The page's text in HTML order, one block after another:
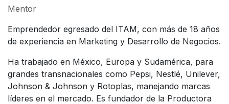
Mentor
Emprendedor egresado del ITAM, con más de 18 años
de experiencia en Marketing y Desarrollo de Negocios.
Ha trabajado en México, Europa y Sudamérica, para
grandes transnacionales como Pepsi, Nestlé, Unilever,
Johnson & Johnson y Rotoplas, manejando marcas
líderes en el mercado. Es fundador de la Productora